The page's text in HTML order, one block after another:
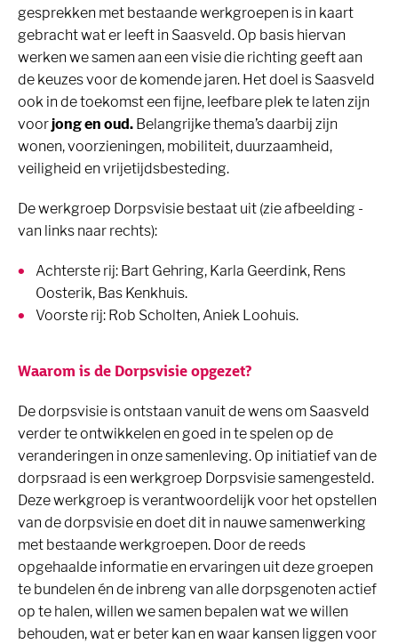
gesprekken met bestaande werkgroepen is in kaart
gebracht wat er leeft in Saasveld. Op basis hiervan
werken we samen aan een visie die richting geeft aan
de keuzes voor de komende jaren. Het doel is Saasveld
ook in de toekomst een fijne, leefbare plek te laten zijn
voorjong en oud. Belangrijke thema’s daarbij zijn
wonen, voorzieningen, mobiliteit, duurzaamheid,
veiligheid en vrijetijdsbesteding.
De werkgroep Dorpsvisie bestaat uit (zie afbeelding -
van links naar rechts):
Achterste rij: Bart Gehring, Karla Geerdink, Rens
Oosterik, Bas Kenkhuis.
Voorste rij: Rob Scholten, Aniek Loohuis.
Waarom is de Dorpsvisie opgezet?
De dorpsvisie is ontstaan vanuit de wens om Saasveld
verder te ontwikkelen en goed in te spelen op de
veranderingen in onze samenleving. Op initiatief van de
dorpsraad is een werkgroep Dorpsvisie samengesteld.
Deze werkgroep is verantwoordelijk voor het opstellen
van de dorpsvisie en doet dit in nauwe samenwerking
met bestaande werkgroepen. Door de reeds
opgehaalde informatie en ervaringen uit deze groepen
te bundelen én de inbreng van alle dorpsgenoten actief
op te halen, willen we samen bepalen wat we willen
behouden, wat er beter kan en waar kansen liggen voor